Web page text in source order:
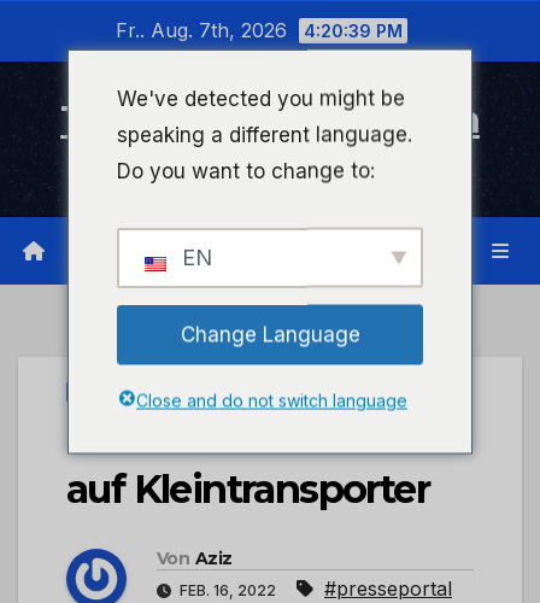
wechseln
Fr.. Aug. 7th, 2026 4:20:40 PM
Timeline Bad Kreuznach
Infonetzwerk für Bad Kreuznach
PRESSEPORTAL
POL-VDMZ: Schüsse
auf Kleintransporter
Von Aziz
FEB. 16, 2022 #presseportal
We've detected you might be
speaking a different language.
Do you want to change to:
EN
Change Language
Close and do not switch language